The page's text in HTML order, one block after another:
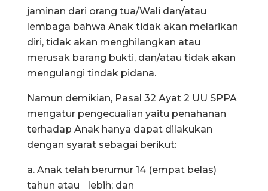
jaminan dari orang tua/Wali dan/atau
lembaga bahwa Anak tidak akan melarikan
diri, tidak akan menghilangkan atau
merusak barang bukti, dan/atau tidak akan
mengulangi tindak pidana.
Namun demikian, Pasal 32 Ayat 2 UU SPPA
mengatur pengecualian yaitu penahanan
terhadap Anak hanya dapat dilakukan
dengan syarat sebagai berikut:
a. Anak telah berumur 14 (empat belas)
tahun atau lebih; dan